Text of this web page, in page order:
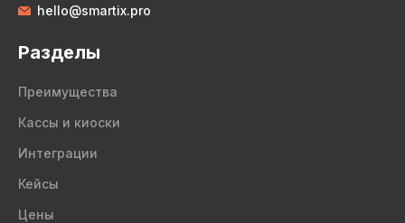
hello@smartix.pro
Разделы
Преимущества
Кассы и киоски
Интеграции
Кейсы
Цены